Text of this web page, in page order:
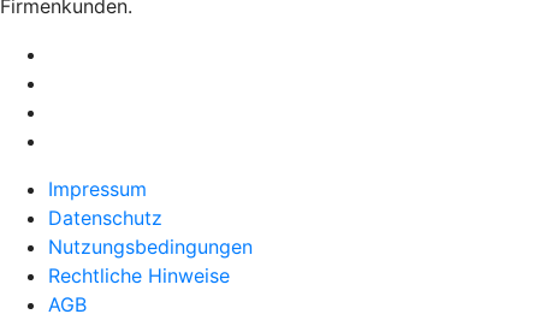
Firmenkunden.
Impressum
Datenschutz
Nutzungsbedingungen
Rechtliche Hinweise
AGB